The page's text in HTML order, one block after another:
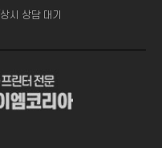
시 상담 대기